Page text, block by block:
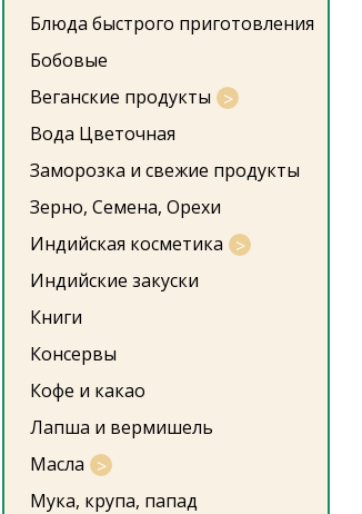
Блюда быстрого приготовления
Бобовые
Веганские продукты
Вода Цветочная
Заморозка и свежие продукты
Зерно, Семена, Орехи
Индийская косметика
Индийские закуски
Книги
Консервы
Кофе и какао
Лапша и вермишель
Масла
Мука, крупа, папад